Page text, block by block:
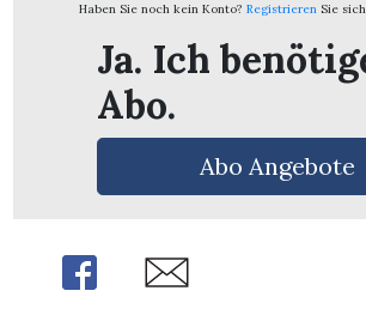
Haben Sie noch kein Konto? Registrieren Sie
Ja. Ich
Abo.
Abo Angebote
Share Share